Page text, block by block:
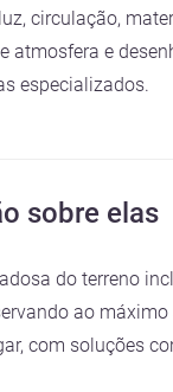
circulação,
e
especializados.
sobre elas
do terreno
ao
com soluções